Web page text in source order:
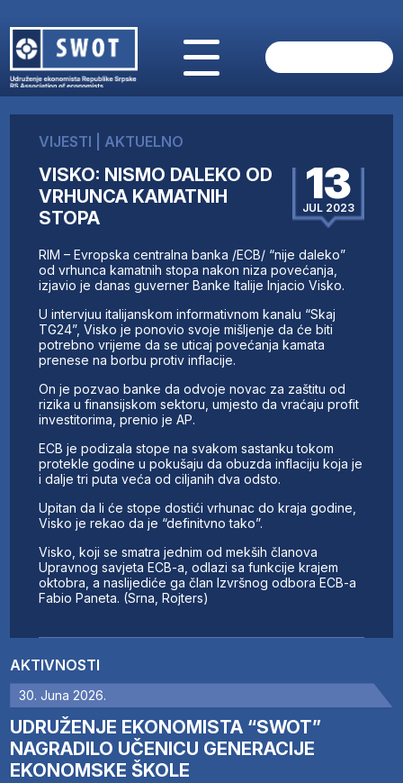
O NAMA
AKTUELNO
ANALIZE
KOMPANIJE
FINANSIJE
IZ STRANIH MEDIJA
AKTIVNOSTI
SWOT INTERVJU
UČLANI SE
KONTAKT
AKTIVNOSTI
30. Juna 2026.
UDRUŽENJE EKONOMISTA “SWOT”
NAGRADILO UČENICU GENERACIJE
EKONOMSKE ŠKOLE
VIJESTI AKTUELNO
VISKO: NISMO DALEKO OD
VRHUNCA KAMATNIH
STOPA
13
JUL 2023
RIM – Evropska centralna banka /ECB/ “nije daleko”
od vrhunca kamatnih stopa nakon niza povećanja,
izjavio je danas guverner Banke Italije Injacio Visko.
U intervjuu italijanskom informativnom kanalu “Skaj
TG24”, Visko je ponovio svoje mišljenje da će biti
potrebno vrijeme da se uticaj povećanja kamata
prenese na borbu protiv inflacije.
On je pozvao banke da odvoje novac za zaštitu od
rizika u finansijskom sektoru, umjesto da vraćaju profit
investitorima, prenio je AP.
ECB je podizala stope na svakom sastanku tokom
protekle godine u pokušaju da obuzda inflaciju koja je
i dalje tri puta veća od ciljanih dva odsto.
Upitan da li će stope dostići vrhunac do kraja godine,
Visko je rekao da je “definitvno tako”.
Visko, koji se smatra jednim od mekših članova
Upravnog savjeta ECB-a, odlazi sa funkcije krajem
oktobra, a naslijediće ga član Izvršnog odbora ECB-a
Fabio Paneta. (Srna, Rojters)